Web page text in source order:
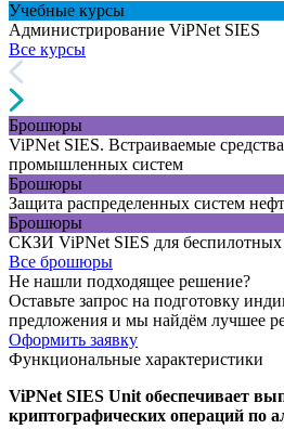
Учебные курсы
Администрирование ViPNet SIES
Все курсы
Брошюры
ViPNet SIES. Встраиваемые
промышленных систем
Брошюры
Защита распределенных систем
Брошюры
СКЗИ ViPNet SIES для
Все брошюры
Не нашли подходящее решение?
Оставьте запрос на подготовку
предложения и мы найдём лучшее
Оформить заявку
Функциональные характеристики
ViPNet SIES Unit обеспечивает
криптографических операций по